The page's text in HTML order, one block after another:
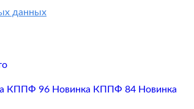
данных
КППФ 96 Новинка КППФ 84 Новинка